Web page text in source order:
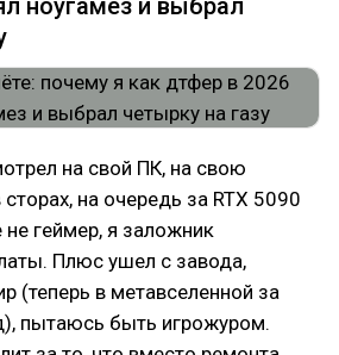
ноугамез и выбрал
на свой ПК, на свою
на очередь за RTX 5090
геймер, я заложник
Плюс ушел с завода,
(теперь в метавселенной за
пытаюсь быть игрожуром.